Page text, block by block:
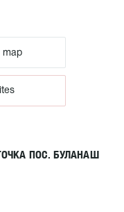
map
ПОС. БУЛАНАШ